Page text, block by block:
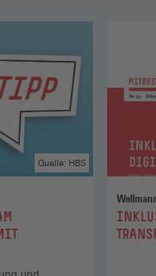
Quelle: HBS
: